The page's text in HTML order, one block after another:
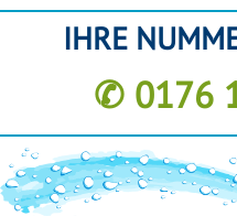
IHRE
✆ 0176